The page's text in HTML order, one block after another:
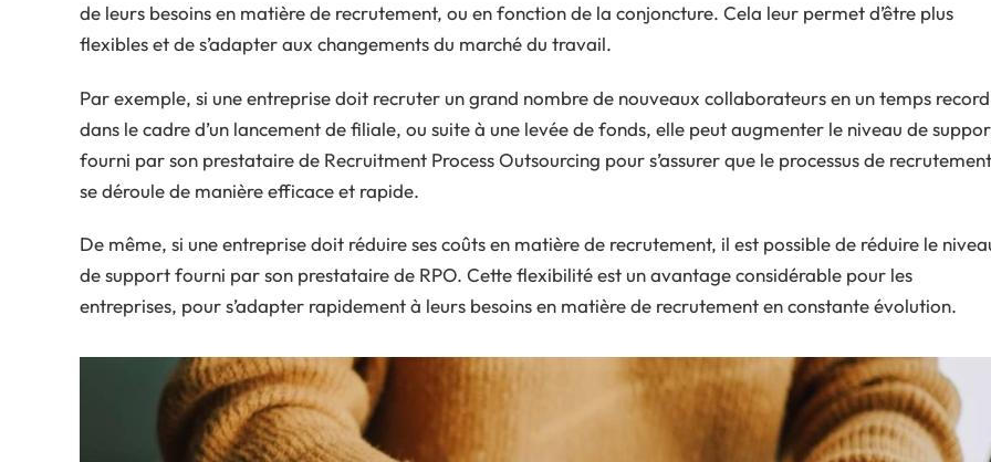
de leurs besoins en matière de recrutement, ou en fonction de la conjoncture. Cela leur permet d’être plus
flexibles et de s’adapter aux changements du marché du travail.
Par exemple, si une entreprise doit recruter un grand nombre de nouveaux collaborateurs en un temps
dans le cadre d’un lancement de filiale, ou suite à une levée de fonds, elle peut augmenter le niveau de
fourni par son prestataire de Recruitment Process Outsourcing pour s’assurer que le processus de recrutement
se déroule de manière efficace et rapide.
De même, si une entreprise doit réduire ses coûts en matière de recrutement, il est possible de réduire le
de support fourni par son prestataire de RPO. Cette flexibilité est un avantage considérable pour les
entreprises, pour s’adapter rapidement à leurs besoins en matière de recrutement en constante évolution.